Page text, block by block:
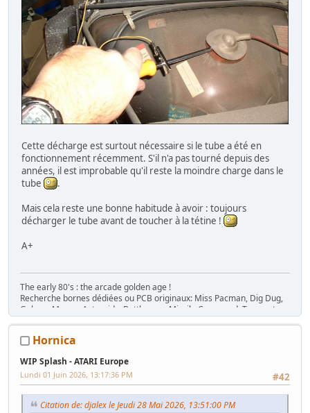
Cette décharge est surtout nécessaire si le tube a été en
fonctionnement récemment. S'il n'a pas tourné depuis des
années, il est improbable qu'il reste la moindre charge dans le
tube
.
Mais cela reste une bonne habitude à avoir : toujours
décharger le tube avant de toucher à la tétine !
A+
The early 80's : the arcade golden age !
Recherche bornes dédiées ou PCB originaux: Miss Pacman, Dig Dug,
Galaga, Mappy, Asteroids, Battlezone, Missile Command, Tempest,
Star Wars, Donkey Kong (+ Jr), Mario Bros, Moon Patrol, Defender,
Gottlieb des années 80 (Spirit, Amazon Hunt, ...), Baby Pac Man.
Divers : Ice Cold Beer =>
Ma séance sur le divan: c'est grave Docteur ?
Magaming room, mastorage room
Hornica
WIP Splash - ATARI Europe
#42
Lundi 01 Juin 2026, 13:17:36 PM
Citation de: djalex le Jeudi 28 Mai 2026, 13:51:00 PM